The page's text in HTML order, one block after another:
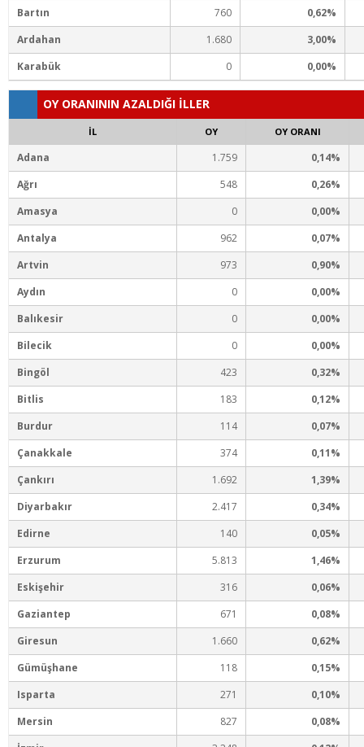
Bartın
760
0,62%
Ardahan
1.680
3,00%
Karabük
0 0,00%
OY ORANININ AZALDIĞI İLLER
İL OY OY ORANI
Adana 1.759
0,14%
Ağrı
548
0,26%
Amasya
0
0,00%
Antalya
962
0,07%
Artvin
973
0,90%
Aydın
0
0,00%
Balıkesir
0
0,00%
Bilecik
0
0,00%
Bingöl
423
0,32%
Bitlis
183
0,12%
Burdur
114
0,07%
Çanakkale
374
0,11%
Çankırı
1.692
1,39%
Diyarbakır
2.417
0,34%
Edirne
140
0,05%
Erzurum
5.813
1,46%
Eskişehir
316
0,06%
Gaziantep
671
0,08%
Giresun
1.660
0,62%
Gümüşhane
118
0,15%
Isparta
271
0,10%
Mersin
827
0,08%